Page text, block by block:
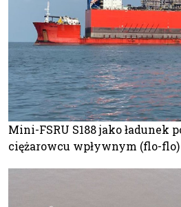
Mini-FSRU S188 jako ładunek
ciężarowcu wpływnym (flo-flo)